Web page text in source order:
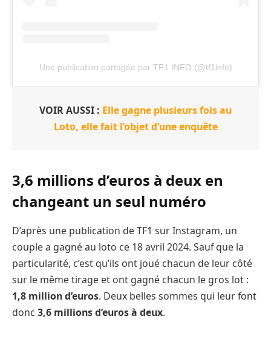
Une publication partagée par TF1 INFO (@tf1info)
VOIR AUSSI : Elle gagne plusieurs fois au
Loto, elle fait l’objet d’une enquête
3,6 millions d’euros à deux en
changeant un seul numéro
D’après une publication de TF1 sur Instagram, un
couple a gagné au loto ce 18 avril 2024. Sauf que la
particularité, c’est qu’ils ont joué chacun de leur côté
sur le même tirage et ont gagné chacun le gros lot :
1,8 million d’euros. Deux belles sommes qui leur font
donc 3,6 millions d’euros à deux.